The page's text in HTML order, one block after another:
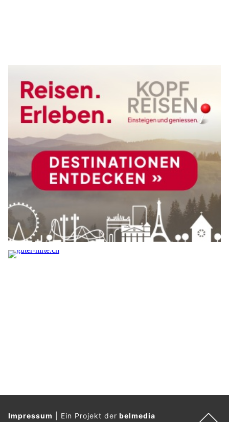
Impressum Ein Projekt derbelmedia